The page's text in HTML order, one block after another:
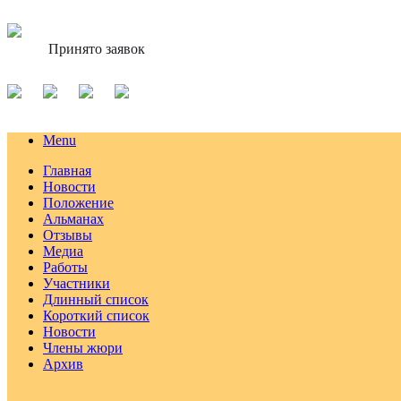
Принято заявок
Menu
Главная
Новости
Положение
Альманах
Отзывы
Медиа
Работы
Участники
Длинный список
Короткий список
Новости
Члены жюри
Архив